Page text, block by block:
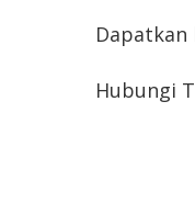
Hubungi